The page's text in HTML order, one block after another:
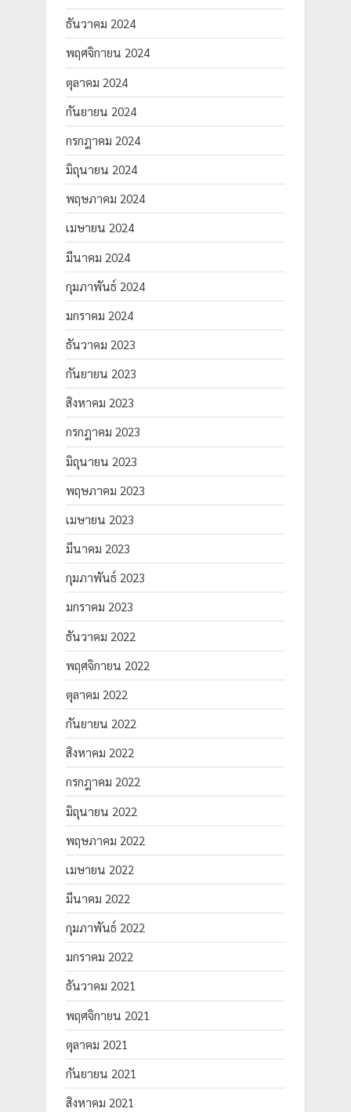
ธันวาคม 2024
พฤศจิกายน 2024
ตุลาคม 2024
กันยายน 2024
กรกฎาคม 2024
มิถุนายน 2024
พฤษภาคม 2024
เมษายน 2024
มีนาคม 2024
กุมภาพันธ์ 2024
มกราคม 2024
ธันวาคม 2023
กันยายน 2023
สิงหาคม 2023
กรกฎาคม 2023
มิถุนายน 2023
พฤษภาคม 2023
เมษายน 2023
มีนาคม 2023
กุมภาพันธ์ 2023
มกราคม 2023
ธันวาคม 2022
พฤศจิกายน 2022
ตุลาคม 2022
กันยายน 2022
สิงหาคม 2022
กรกฎาคม 2022
มิถุนายน 2022
พฤษภาคม 2022
เมษายน 2022
มีนาคม 2022
กุมภาพันธ์ 2022
มกราคม 2022
ธันวาคม 2021
พฤศจิกายน 2021
ตุลาคม 2021
กันยายน 2021
สิงหาคม 2021